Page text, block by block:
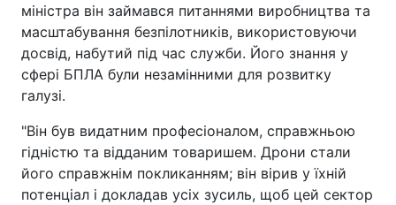
міністра він займався питаннями виробництва та
масштабування безпілотників, використовуючи
досвід, набутий під час служби. Його знання у
сфері БПЛА були незамінними для розвитку
галузі.
"Він був видатним професіоналом, справжньою
гідністю та відданим товаришем. Дрони стали
його справжнім покликанням; він вірив у їхній
потенціал і докладав усіх зусиль, щоб цей сектор